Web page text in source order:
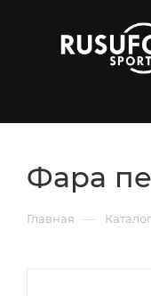
Фара
Главная — Каталог